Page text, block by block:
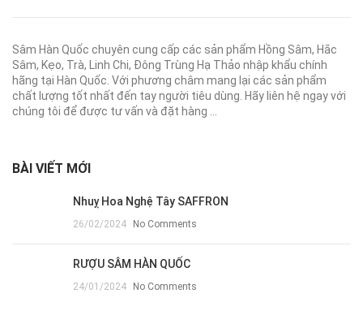
Sâm Hàn Quốc chuyên cung cấp các sản phẩm Hồng Sâm, Hắc
Sâm, Kẹo, Trà, Linh Chi, Đông Trùng Hạ Thảo nhập khẩu chính
hãng tại Hàn Quốc. Với phương châm mang lại các sản phẩm
chất lượng tốt nhất đến tay người tiêu dùng. Hãy liên hệ ngay với
chúng tôi để được tư vấn và đặt hàng ...
BÀI VIẾT MỚI
Nhuỵ Hoa Nghệ Tây SAFFRON
26/02/2024 No Comments
RƯỢU SÂM HÀN QUỐC
24/01/2024 No Comments